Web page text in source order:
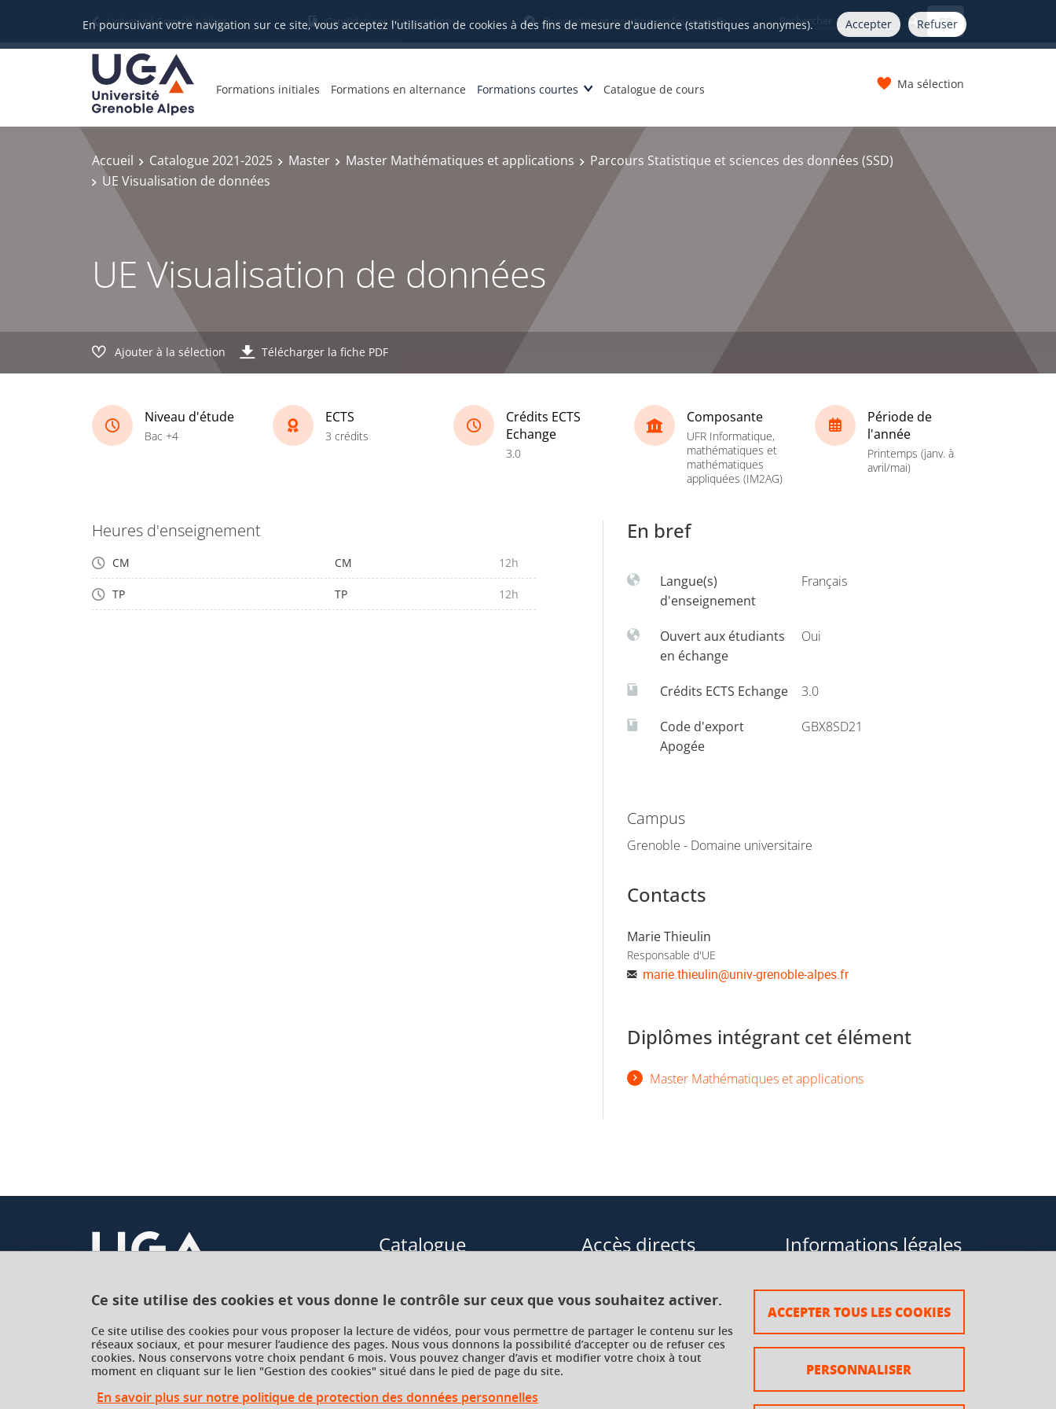
Ce site utilise des cookies et vous donne le contrôle sur ceux que vous souhaitez activer.
Ce site utilise des cookies pour vous proposer la lecture de vidéos, pour vous permettre de partager le contenu sur les
réseaux sociaux, et pour mesurer l’audience des pages. Nous vous donnons la possibilité d’accepter ou de refuser ces
cookies. Nous conservons votre choix pendant 6 mois. Vous pouvez changer d’avis et modifier votre choix à tout
moment en cliquant sur le lien "Gestion des cookies" situé dans le pied de page du site.
En savoir plus sur notre politique de protection des données personnelles
ACCEPTER TOUS LES COOKIES
PERSONNALISER
En poursuivant votre navigation sur ce site, vous acceptez l'utilisation de cookies à des fins de mesure d'audience (statistiques anonymes). Accepter Refuser
Université Grenoble Alpes Candidatures et inscriptions Orientation et insertion professionnelle FR
Formations initiales Formations en alternance Formations courtes Catalogue de cours Ma sélection
Accueil Catalogue 2021-2025 Master Master Mathématiques et applications
Parcours Statistique et sciences des données (SSD)
UE Visualisation de données
UE Visualisation de données
Ajouter à la sélection Télécharger la fiche PDF
Niveau d'étude
Bac +4
ECTS
3 crédits
Crédits ECTS
Echange
3.0
Composante
UFR Informatique,
mathématiques et
mathématiques
appliquées (IM2AG)
Période de
l'année
Printemps (janv. à
avril/mai)
Heures d'enseignement
CM CM 12h
TP TP 12h
En bref
Langue(s)
d'enseignement
Français
Ouvert aux étudiants
en échange
Oui
Crédits ECTS Echange 3.0
Code d'export
Apogée
GBX8SD21
Campus
Grenoble - Domaine universitaire
Contacts
Marie Thieulin
Responsable d'UE
marie.thieulin@univ-grenoble-alpes.fr
Diplômes intégrant cet élément
Master Mathématiques et applications
Université Grenoble Alpes
621 avenue Centrale
38400 Saint-Martin-d'Hères
France
Catalogue
Formations courtes
Recherche par facultés, écoles,
instituts
Accès directs
Enseignements transversaux à
choix (ETC)
Informations légales
Plan du site
Mentions légales
Crédits